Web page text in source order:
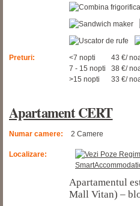
Preturi: <7 nopti
43 €/
7 - 15 nopti
38 €/
>15 nopti
33 €/
Apartament CERT
Numar camere: 2 Camere
Localizare:
Apartamentul
Mall Vitan) –